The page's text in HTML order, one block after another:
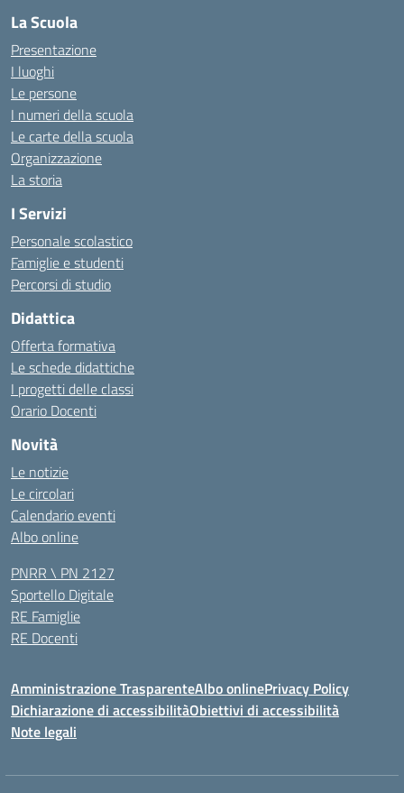
La Scuola
Presentazione
I luoghi
Le persone
I numeri della scuola
Le carte della scuola
Organizzazione
La storia
I Servizi
Personale scolastico
Famiglie e studenti
Percorsi di studio
Didattica
Offerta formativa
Le schede didattiche
I progetti delle classi
Orario Docenti
Novità
Le notizie
Le circolari
Calendario eventi
Albo online
PNRR \ PN 2127
Sportello Digitale
RE Famiglie
RE Docenti
Amministrazione TrasparenteAlbo onlinePrivacy Policy
Dichiarazione di accessibilitàObiettivi di accessibilità
Note legali